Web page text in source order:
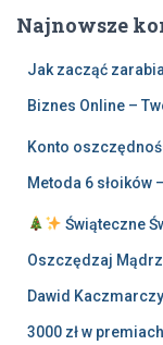
Najnowsze
Jak zacząć
Biznes Online –
Konto
Metoda 6 słoików
Świąteczne
Oszczędzaj
Dawid
3000 zł w